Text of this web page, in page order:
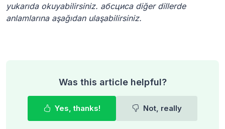
yukarıda okuyabilirsiniz. абсциса diğer dillerde
anlamlarına aşağıdan ulaşabilirsiniz.
Was this article helpful?
Yes, thanks! Not, really